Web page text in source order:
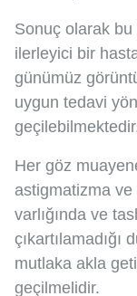
Sonuç olarak bu
ilerleyici bir
günümüz
uygun tedavi
Her göz
astigmatizma
varlığında ve
çıkartılamadığı
mutlaka akla
geçilmelidir.